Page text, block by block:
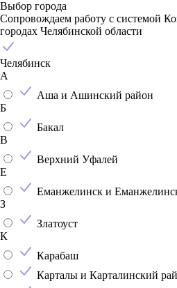
Выбор города
Сопровождаем работу с системой
городах Челябинской области
Челябинск
А
Аша и Ашинский район
Б
Бакал
В
Верхний Уфалей
Е
Еманжелинск и
З
Златоуст
К
Карабаш
Карталы и Карталинский